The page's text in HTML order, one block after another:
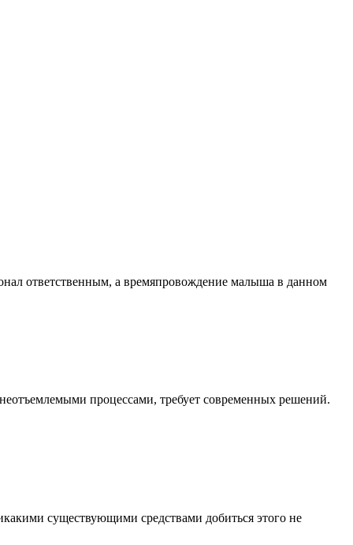
ответственным, а времяпровождение малыша в данном
процессами, требует современных решений.
существующими средствами добиться этого не